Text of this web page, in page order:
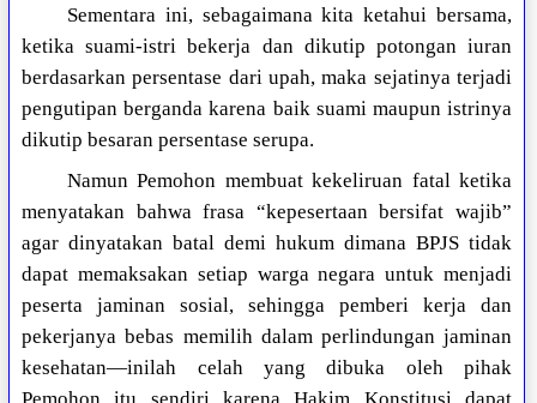
Sementara ini, sebagaimana kita ketahui bersama,
ketika suami-istri bekerja dan dikutip potongan iuran
berdasarkan persentase dari upah, maka sejatinya terjadi
pengutipan berganda karena baik suami maupun istrinya
dikutip besaran persentase serupa.
Namun Pemohon membuat kekeliruan fatal ketika
menyatakan bahwa frasa “kepesertaan bersifat wajib”
agar dinyatakan batal demi hukum dimana BPJS tidak
dapat memaksakan setiap warga negara untuk menjadi
peserta jaminan sosial, sehingga pemberi kerja dan
pekerjanya bebas memilih dalam perlindungan jaminan
kesehatan—inilah celah yang dibuka oleh pihak